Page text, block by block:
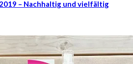
– Nachhaltig und vielfältig